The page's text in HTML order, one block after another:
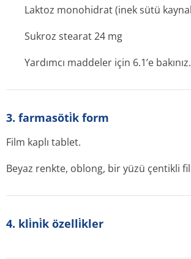
Laktoz monohidrat (inek sütü
Sukroz stearat 24 mg
Yardımcı maddeler için 6.1’e bakınız.
3. farmasöti̇k form
Film kaplı tablet.
Beyaz renkte, oblong, bir yüzü çentikli
4. kli̇ni̇k özelli̇kler